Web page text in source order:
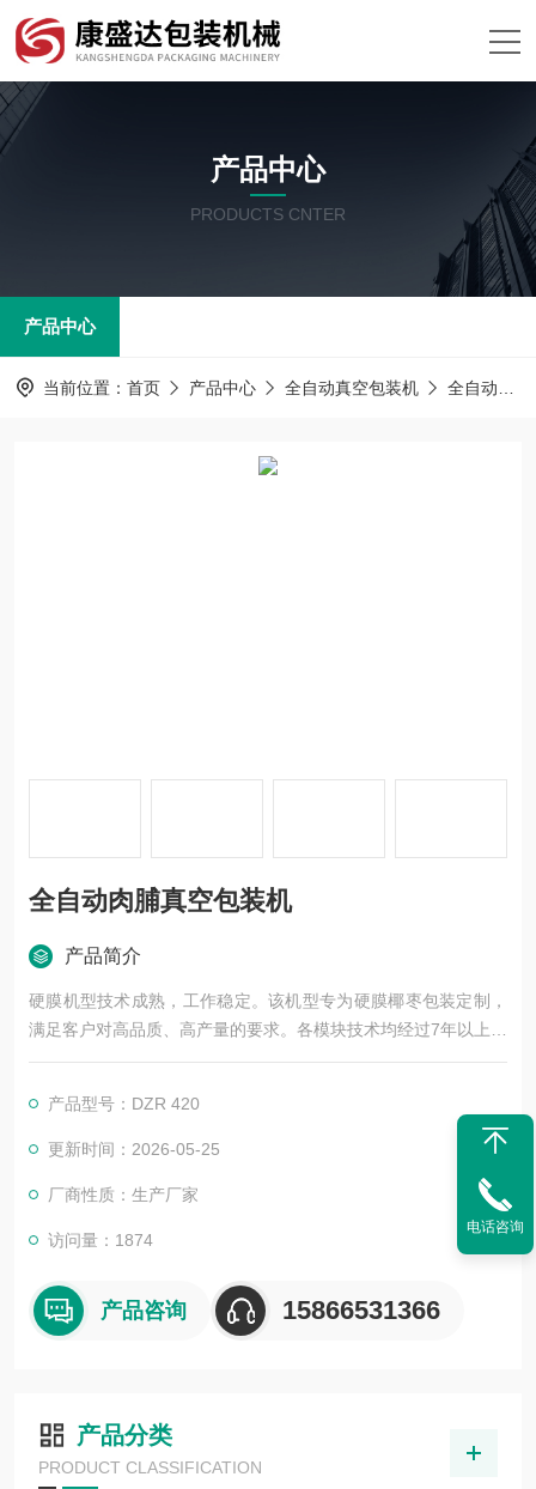
产品中心
PRODUCTS CNTER
产品中心
当前位置： 首页 产品中心 全自动真空包装机 全自动真空包装机
全自动肉脯真空包装机
产品简介
硬膜机型技术成熟，工作稳定。该机型专为硬膜椰枣包装定制，
满足客户对高品质、高产量的要求。各模块技术均经过7年以上品
质考验，可保证长时间使用稳定性。高精度的加工设备保证核心
产品型号：DZR 420
更新时间：2026-05-25
厂商性质：生产厂家
访问量：1874
产品咨询 15866531366
产品分类
PRODUCT CLASSIFICATION
电话咨询